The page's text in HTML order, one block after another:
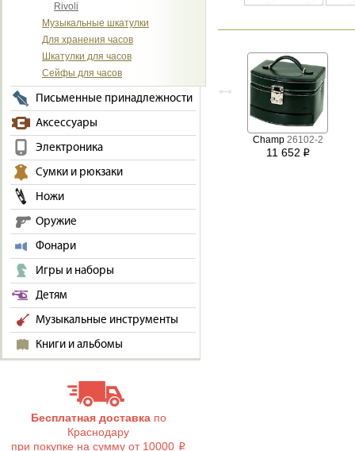
Rivoli
Музыкальные шкатулки
Для хранения часов
Шкатулки для часов
Сейфы для часов
Письменные принадлежности
Аксессуары
Электроника
Сумки и рюкзаки
Ножи
Оружие
Фонари
Игры и наборы
Детям
Музыкальные инструменты
Книги и альбомы
Бесплатная доставкапо
Краснодару
при покупке на сумму от 10000 i
Champ 26102-2
11 652 i